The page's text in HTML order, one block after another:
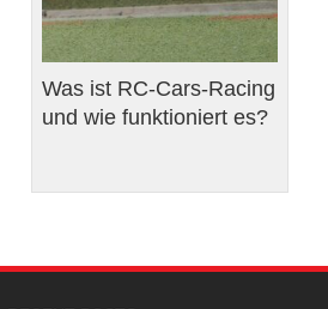
Was ist RC-Cars-Racing
und wie funktioniert es?